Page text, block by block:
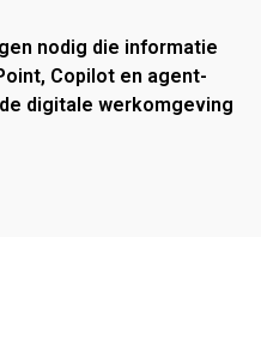
nodig die informatie
Copilot en agent-
digitale werkomgeving